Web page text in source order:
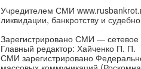
Учредителем СМИ
ликвидации, банкротству и
Зарегистрировано СМИ —
Главный редактор: Хайченко П. П.
СМИ зарегистрировано